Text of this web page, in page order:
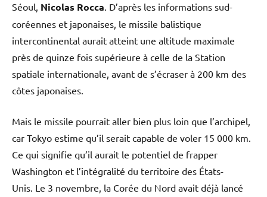
Séoul, Nicolas Rocca. D’après les informations sud-
coréennes et japonaises, le missile balistique
intercontinental aurait atteint une altitude maximale
près de quinze fois supérieure à celle de la Station
spatiale internationale, avant de s’écraser à 200 km des
côtes japonaises.
Mais le missile pourrait aller bien plus loin que l’archipel,
car Tokyo estime qu’il serait capable de voler 15 000 km.
Ce qui signifie qu’il aurait le potentiel de frapper
Washington et l’intégralité du territoire des États-
Unis. Le 3 novembre, la Corée du Nord avait déjà lancé